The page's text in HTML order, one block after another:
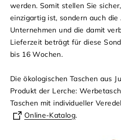
werden. Somit stellen Sie
einzigartig ist, sondern auch
Unternehmen und die damit
Lieferzeit beträgt für diese
bis 16 Wochen.
Die ökologischen Taschen aus
Produkt der Lerche:
Taschen mit individueller
Online-Katalog.